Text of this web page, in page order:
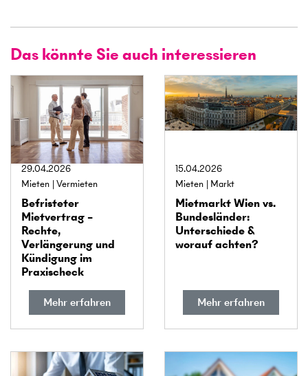
Das könnte Sie auch interessieren
29.04.2026
Mieten Vermieten
Befristeter
Mietvertrag –
Rechte,
Verlängerung und
Kündigung im
Praxischeck
Mehr erfahren
15.04.2026
Mieten Markt
Miet­markt Wien vs.
Bundes­länder:
Unterschiede &
worauf achten?
Mehr erfahren